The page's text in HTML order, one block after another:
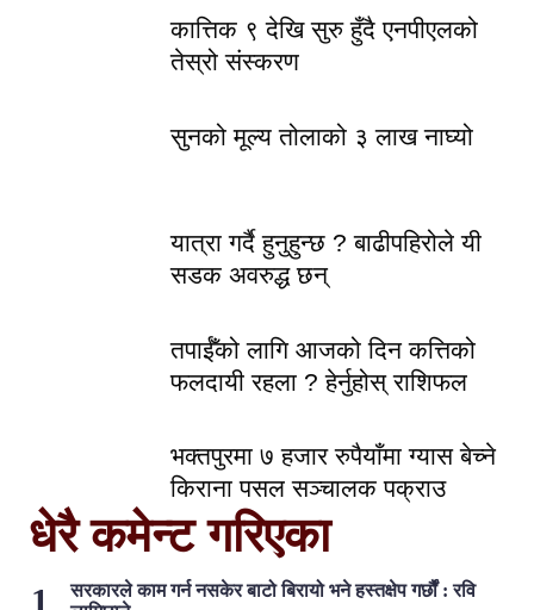
कात्तिक ९ देखि सुरु हुँदै एनपीएलको
तेस्रो संस्करण
सुनको मूल्य तोलाको ३ लाख नाघ्यो
यात्रा गर्दै हुनुहुन्छ ? बाढीपहिरोले यी
सडक अवरुद्ध छन्
तपाईँको लागि आजको दिन कत्तिको
फलदायी रहला ? हेर्नुहोस् राशिफल
भक्तपुरमा ७ हजार रुपैयाँमा ग्यास बेच्ने
किराना पसल सञ्चालक पक्राउ
धेरै कमेन्ट गरिएका
सरकारले काम गर्न नसकेर बाटो बिरायो भने हस्तक्षेप गर्छौं : रवि